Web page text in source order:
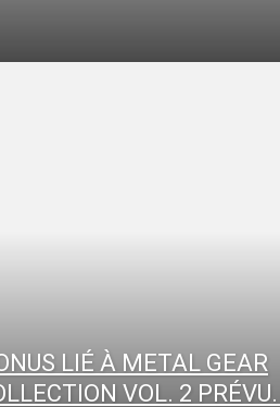
LIÉ À METAL GEAR
VOL. 2